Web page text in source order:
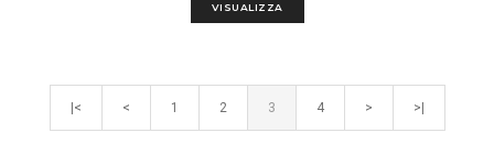
VISUALIZZA
|< < 1 2 3 4 > >|